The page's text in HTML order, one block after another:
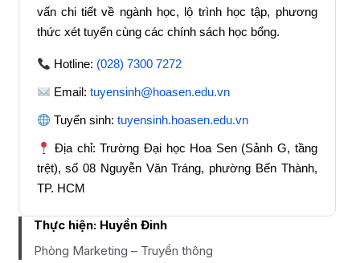
vấn chi tiết về ngành học, lộ trình học tập, phương
thức xét tuyển cùng các chính sách học bổng.
Hotline: (028) 7300 7272
Email: tuyensinh@hoasen.edu.vn
Tuyển sinh: tuyensinh.hoasen.edu.vn
Địa chỉ: Trường Đại học Hoa Sen (Sảnh G, tầng
trệt), số 08 Nguyễn Văn Tráng, phường Bến Thành,
TP. HCM
Thực hiện: Huyền Đinh
Phòng Marketing – Truyền thông